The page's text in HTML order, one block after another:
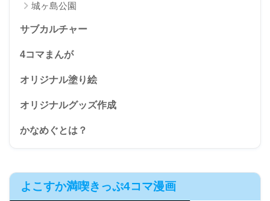
城ヶ島公園
サブカルチャー
4コマまんが
オリジナル塗り絵
オリジナルグッズ作成
かなめぐとは？
よこすか満喫きっぷ4コマ漫画